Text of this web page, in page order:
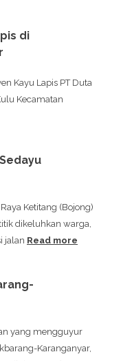
di
Kayu Lapis PT Duta
Kecamatan
Ketitang (Bojong)
dikeluhkan warga,
jalan Read more
yang mengguyur
Karanganyar,